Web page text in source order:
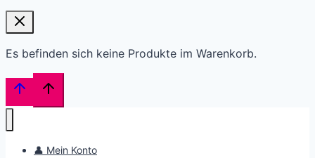
Es befinden sich keine Produkte im Warenkorb.
👤 Mein Konto